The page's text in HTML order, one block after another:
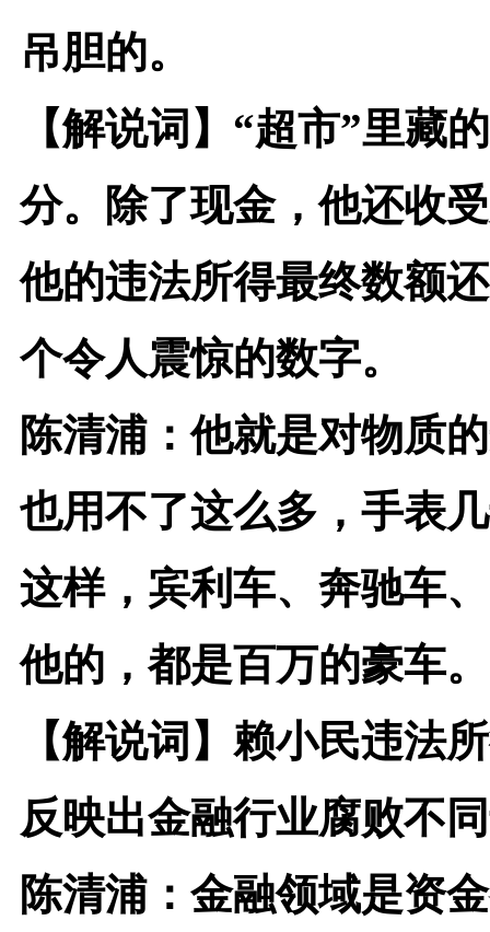
吊胆的。
【解说词】 “超市”里藏
分。除了现金，他还收
他的违法所得最终数额
个令人震惊的数字。
陈清浦：他就是对物质
也用不了这么多，手表
这样，宾利车、奔驰车
他的，都是百万的豪车。
【解说词】 赖小民违法
反映出金融行业腐败不
陈清浦： 金融领域是资